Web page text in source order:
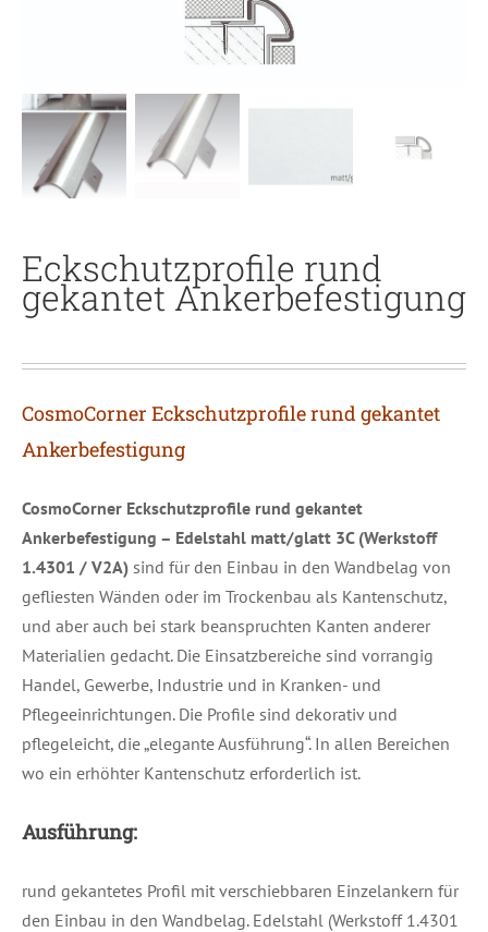
Eckschutzprofile rund
gekantet Ankerbefestigung
CosmoCorner Eckschutzprofile rund gekantet
Ankerbefestigung
CosmoCorner Eckschutzprofile rund gekantet
Ankerbefestigung – Edelstahl matt/glatt 3C (Werkstoff
1.4301 / V2A) sind für den Einbau in den Wandbelag von
gefliesten Wänden oder im Trockenbau als Kantenschutz,
und aber auch bei stark beanspruchten Kanten anderer
Materialien gedacht. Die Einsatzbereiche sind vorrangig
Handel, Gewerbe, Industrie und in Kranken- und
Pflegeeinrichtungen. Die Profile sind dekorativ und
pflegeleicht, die „elegante Ausführung“. In allen Bereichen
wo ein erhöhter Kantenschutz erforderlich ist.
Ausführung:
rund gekantetes Profil mit verschiebbaren Einzelankern für
den Einbau in den Wandbelag. Edelstahl (Werkstoff 1.4301